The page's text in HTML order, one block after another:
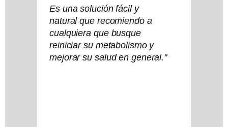
Es una solución fácil y
natural que recomiendo a
cualquiera que busque
reiniciar su metabolismo y
mejorar su salud en general."